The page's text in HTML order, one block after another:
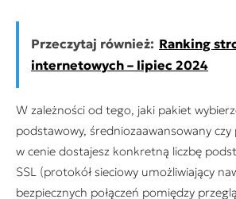
Przeczytaj również: Ranking
internetowych – lipiec 2024
W zależności od tego, jaki pakiet
podstawowy, średniozaawansowany czy
w cenie dostajesz konkretną liczbę
SSL (protokół sieciowy umożliwiający
bezpiecznych połączeń pomiędzy